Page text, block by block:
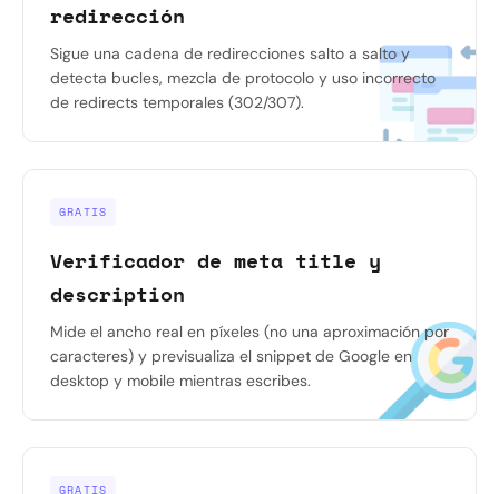
redirección
Sigue una cadena de redirecciones salto a salto y
detecta bucles, mezcla de protocolo y uso incorrecto
de redirects temporales (302/307).
GRATIS
Verificador de meta title y
description
Mide el ancho real en píxeles (no una aproximación por
caracteres) y previsualiza el snippet de Google en
desktop y mobile mientras escribes.
GRATIS